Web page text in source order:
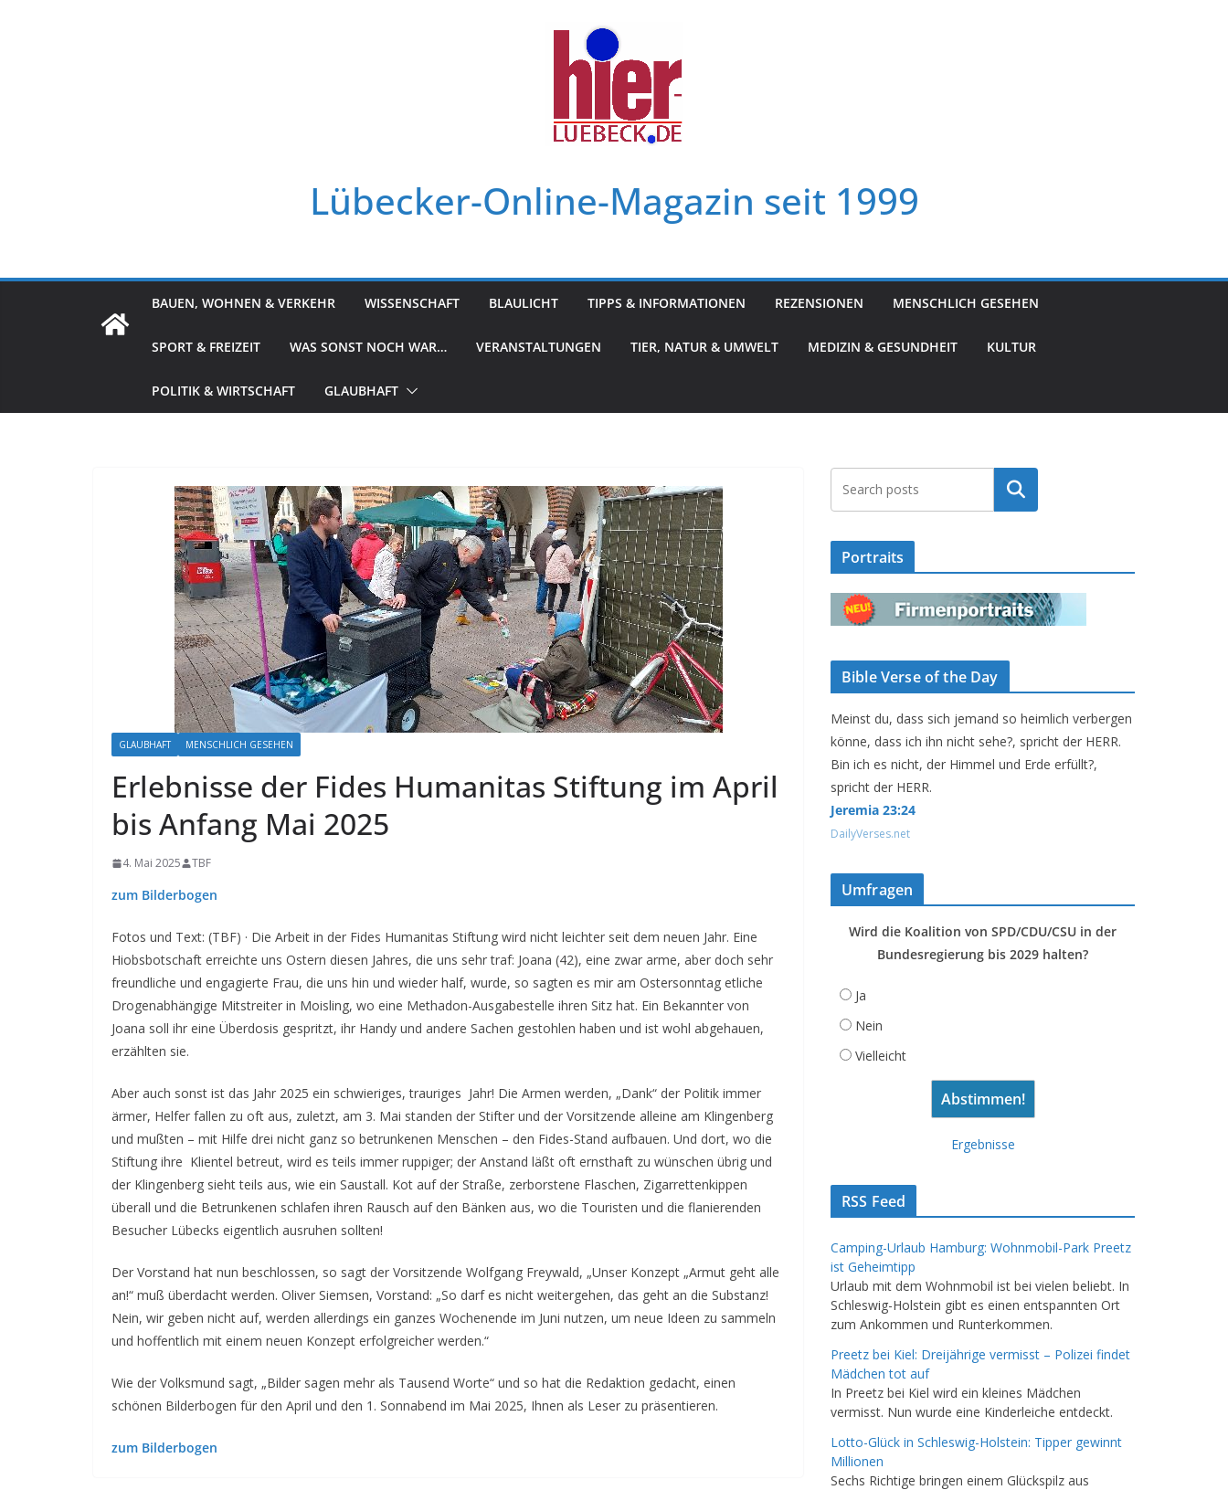
Lübecker-Online-Magazin seit 1999
BAUEN, WOHNEN & VERKEHR WISSENSCHAFT BLAULICHT TIPPS & INFORMATIONEN REZENSIONEN MENSCHLICH GESEHEN
SPORT & FREIZEIT WAS SONST NOCH WAR… VERANSTALTUNGEN TIER, NATUR & UMWELT MEDIZIN & GESUNDHEIT KULTUR
POLITIK & WIRTSCHAFT GLAUBHAFT
GLAUBHAFT MENSCHLICH GESEHEN
Erlebnisse der Fides Humanitas Stiftung im April
bis Anfang Mai 2025
4. Mai 2025 TBF
zum Bilderbogen
Fotos und Text: (TBF) · Die Arbeit in der Fides Humanitas Stiftung wird nicht leichter seit dem neuen Jahr. Eine
Hiobsbotschaft erreichte uns Ostern diesen Jahres, die uns sehr traf: Joana (42), eine zwar arme, aber doch sehr
freundliche und engagierte Frau, die uns hin und wieder half, wurde, so sagten es mir am Ostersonntag etliche
Drogenabhängige Mitstreiter in Moisling, wo eine Methadon-Ausgabestelle ihren Sitz hat. Ein Bekannter von
Joana soll ihr eine Überdosis gespritzt, ihr Handy und andere Sachen gestohlen haben und ist wohl abgehauen,
erzählten sie.
Aber auch sonst ist das Jahr 2025 ein schwieriges, trauriges Jahr! Die Armen werden, „Dank“ der Politik immer
ärmer, Helfer fallen zu oft aus, zuletzt, am 3. Mai standen der Stifter und der Vorsitzende alleine am Klingenberg
und mußten – mit Hilfe drei nicht ganz so betrunkenen Menschen – den Fides-Stand aufbauen. Und dort, wo die
Stiftung ihre Klientel betreut, wird es teils immer ruppiger; der Anstand läßt oft ernsthaft zu wünschen übrig und
der Klingenberg sieht teils aus, wie ein Saustall. Kot auf der Straße, zerborstene Flaschen, Zigarrettenkippen
überall und die Betrunkenen schlafen ihren Rausch auf den Bänken aus, wo die Touristen und die flanierenden
Besucher Lübecks eigentlich ausruhen sollten!
Der Vorstand hat nun beschlossen, so sagt der Vorsitzende Wolfgang Freywald, „Unser Konzept „Armut geht alle
an!“ muß überdacht werden. Oliver Siemsen, Vorstand: „So darf es nicht weitergehen, das geht an die Substanz!
Nein, wir geben nicht auf, werden allerdings ein ganzes Wochenende im Juni nutzen, um neue Ideen zu sammeln
und hoffentlich mit einem neuen Konzept erfolgreicher werden.“
Wie der Volksmund sagt, „Bilder sagen mehr als Tausend Worte“ und so hat die Redaktion gedacht, einen
schönen Bilderbogen für den April und den 1. Sonnabend im Mai 2025, Ihnen als Leser zu präsentieren.
zum Bilderbogen
Suchen
Portraits
Bible Verse of the Day
Meinst du, dass sich jemand so heimlich verbergen
könne, dass ich ihn nicht sehe?, spricht der HERR.
Bin ich es nicht, der Himmel und Erde erfüllt?,
spricht der HERR.
Jeremia 23:24
DailyVerses.net
Umfragen
Wird die Koalition von SPD/CDU/CSU in der
Bundesregierung bis 2029 halten?
Ja
Nein
Vielleicht
Ergebnisse
RSS Feed
Camping-Urlaub Hamburg: Wohnmobil-Park Preetz
ist Geheimtipp
Urlaub mit dem Wohnmobil ist bei vielen beliebt. In
Schleswig-Holstein gibt es einen entspannten Ort
zum Ankommen und Runterkommen.
Preetz bei Kiel: Dreijährige vermisst – Polizei findet
Mädchen tot auf
In Preetz bei Kiel wird ein kleines Mädchen
vermisst. Nun wurde eine Kinderleiche entdeckt.
Lotto-Glück in Schleswig-Holstein: Tipper gewinnt
Millionen
Sechs Richtige bringen einem Glückspilz aus